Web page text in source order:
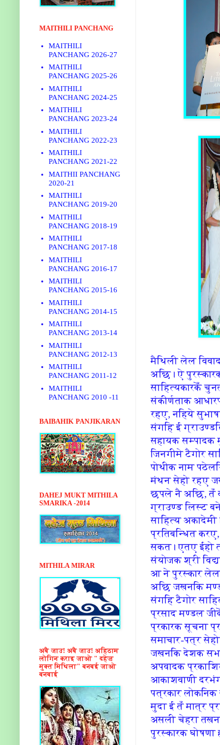
मैथिली लेल
अछि। ऐ
साहित्यकारकेँ
संकीर्णताक
रहए, नहिये
संगहि ई
सहायक सम्पादक
जिनगीमे टैगोर
पोथीक नाम
मंथन सेहो रहए
छपले नै अछि, तँ
ग्राउण्ड लिस्ट
साहित्य
प्रतिबन्धित
सकत। एतए ईहो
संयोजक श्री
आ ने पुरस्कार लेल
अछि जखनकि
संगहि टैगोर
प्रसाद मण्डल
प्रकारक सूचना
समाचार-पत्र
जखनकि देशक सभ
अपवादक
आकाशवाणी
पत्रकार
मुदा ई तँ मात्र
असली चेहरा
पुरस्कारक घोषणा
MAITHILI PANCHANG
MAITHILI
PANCHANG 2026-27
MAITHILI
PANCHANG 2025-26
MAITHILI
PANCHANG 2024-25
MAITHILI
PANCHANG 2023-24
MAITHILI
PANCHANG 2022-23
MAITHILI
PANCHANG 2021-22
MAITHII PANCHANG
2020-21
MAITHILI
PANCHANG 2019-20
MAITHILI
PANCHANG 2018-19
MAITHILI
PANCHANG 2017-18
MAITHILI
PANCHANG 2016-17
MAITHILI
PANCHANG 2015-16
MAITHILI
PANCHANG 2014-15
MAITHILI
PANCHANG 2013-14
MAITHILI
PANCHANG 2012-13
MAITHILI
PANCHANG 2011-12
MAITHILI
PANCHANG 2010 -11
BAIBAHIK PANJIKARAN
DAHEJ MUKT MITHILA
SMARIKA -2014
MITHILA MIRAR
अबै जाउ! अबै जाउ! अहिठाम
लोगिन कराइ जाओ " दहेज़
मुक्त मिथिला" बनबई जाओ
बनबाई